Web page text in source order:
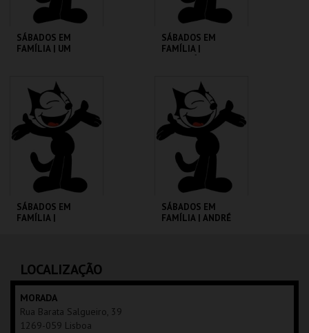
SÁBADOS EM
FAMÍLIA | UM
CINEMATECA
MAIS INFO
COMPRAR
SÁBADOS EM
FAMÍLIA |
CINEMATECA
MAIS INFO
COMPRAR
SÁBADOS EM
FAMÍLIA |
MAIS INFO
COMPRAR
SÁBADOS EM
FAMÍLIA | ANDRÉ
LOCALIZAÇÃO
MORADA
Rua Barata Salgueiro, 39
1269-059 Lisboa